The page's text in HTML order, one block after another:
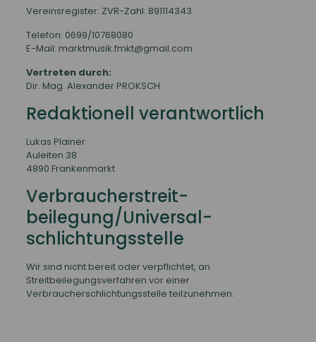
Vereinsregister: ZVR-Zahl: 891114343
Telefon: 0699/10768080
E-Mail: marktmusik.fmkt@gmail.com
Vertreten durch:
Dir. Mag. Alexander PROKSCH
Redaktionell verantwortlich
Lukas Plainer
Auleiten 38
4890 Frankenmarkt
Verbraucher­streit­
beilegung/Universal­
schlichtungs­stelle
Wir sind nicht bereit oder verpflichtet, an
Streitbeilegungsverfahren vor einer
Verbraucherschlichtungsstelle teilzunehmen.